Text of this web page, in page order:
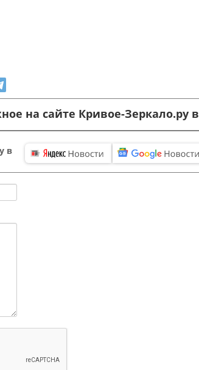
на сайте Кривое-Зеркало.ру в
в